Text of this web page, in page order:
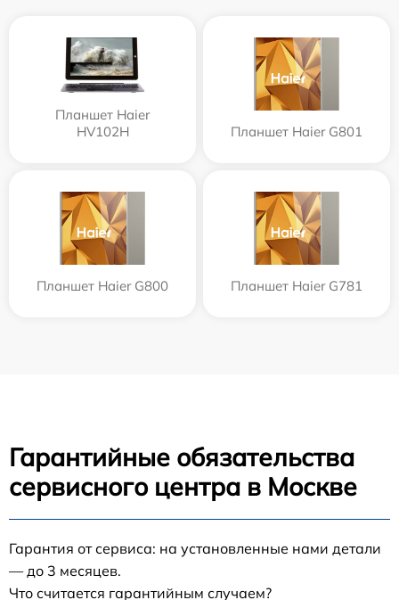
Планшет Haier
HV102H
Планшет Haier G801
Планшет Haier G800 Планшет Haier G781
Гарантийные обязательства
сервисного центра в Москве
Гарантия от сервиса: на установленные нами детали
— до 3 месяцев.
Что считается гарантийным случаем?